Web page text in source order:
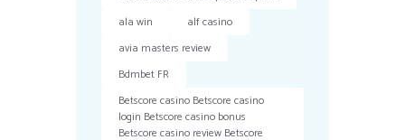
ala win
alf casino
avia masters review
Bdmbet FR
Betscore casino Betscore casino
login Betscore casino bonus
Betscore casino review Betscore